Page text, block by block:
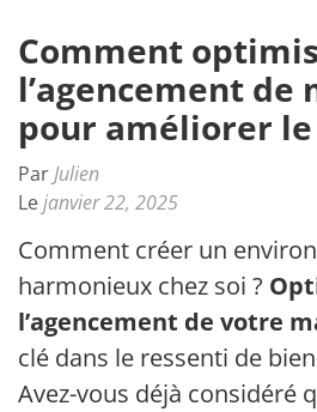
Comment
l’agencement de
pour améliorer
ParJulien
Lejanvier 22, 2025
Comment créer un
harmonieux chez soi ?
l’agencement de votre
clé dans le ressenti de
Avez-vous déjà considéré